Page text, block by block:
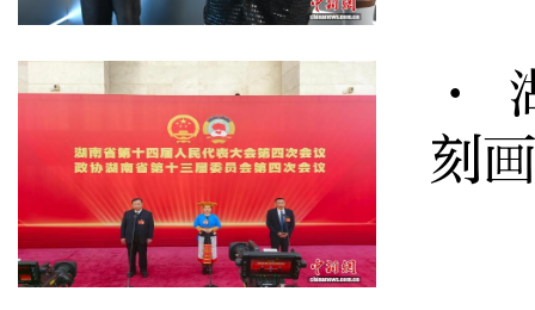
·
刻